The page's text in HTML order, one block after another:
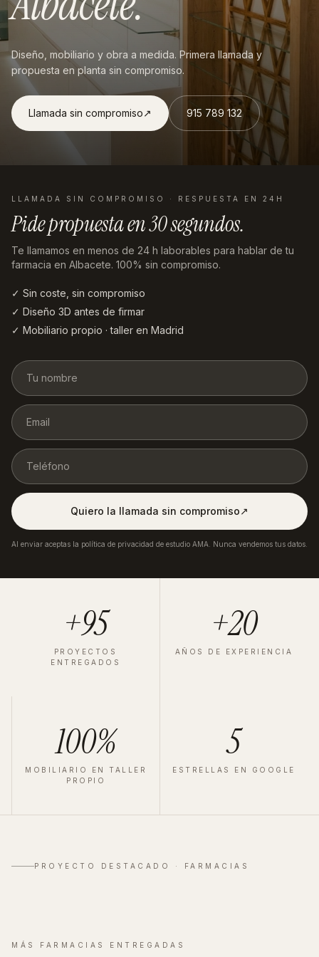
Diseño, mobiliario y obra a medida. Primera llamada y
propuesta en planta sin compromiso.
Llamada sin compromiso↗︎ 915 789 132
LLAMADA SIN COMPROMISO · RESPUESTA EN 24H
Pide propuesta en30 segundos.
Te llamamos en menos de 24 h laborables para hablar de tu
farmacia en Albacete. 100% sin compromiso.
✓ Sin coste, sin compromiso
✓ Diseño 3D antes de firmar
✓ Mobiliario propio · taller en Madrid
Quiero la llamada sin compromiso↗︎
Al enviar aceptas la política de privacidad de estudio AMA. Nunca vendemos tus datos.
+95
PROYECTOS
ENTREGADOS
+20
AÑOS DE EXPERIENCIA
100%
MOBILIARIO EN TALLER
PROPIO
5
ESTRELLAS EN GOOGLE
PROYECTO DESTACADO · FARMACIAS
Velázquez
MÁS FARMACIAS ENTREGADAS